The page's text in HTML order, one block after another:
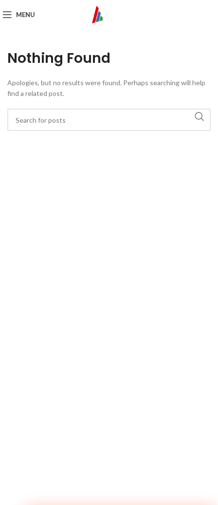
MENU
Nothing Found
Apologies, but no results were found. Perhaps searching will help
find a related post.